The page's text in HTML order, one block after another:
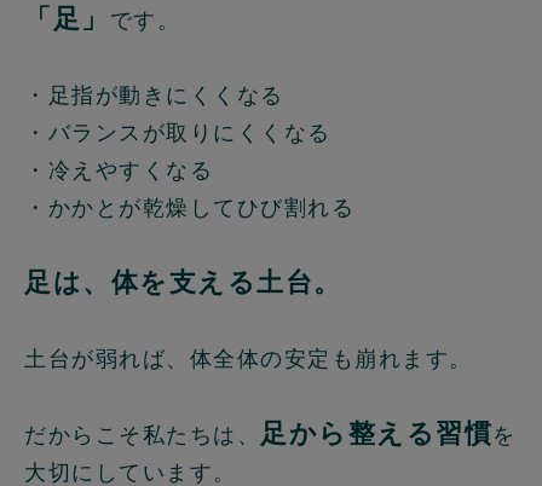
「足」 です。
・足指が動きにくくなる
・バランスが取りにくくなる
・冷えやすくなる
・かかとが乾燥してひび割れる
足は、体を支える土台。
土台が弱れば、体全体の安定も崩れます。
だからこそ私たちは、 足から整える習慣を
大切にしています。